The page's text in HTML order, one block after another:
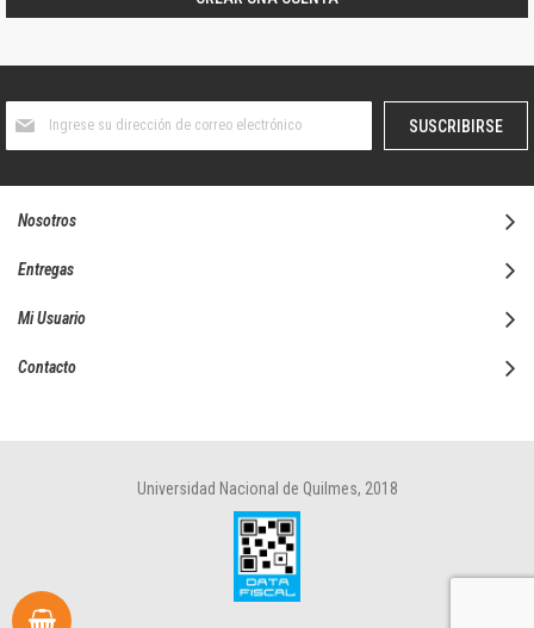
boletín
SUSCRIBIRSE
Nosotros
Entregas
Mi Usuario
Contacto
Universidad Nacional de Quilmes, 2018